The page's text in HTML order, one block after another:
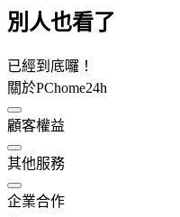
別人也看了
已經到底囉！
關於PChome24h
顧客權益
其他服務
企業合作